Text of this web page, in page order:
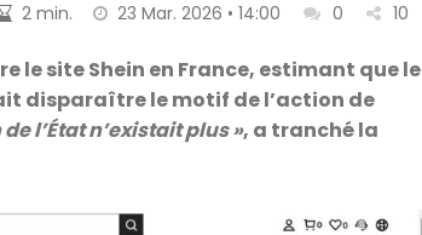
2 min. 23 Mar. 2026 • 14:00 0 10
le site Shein en France, estimant que le
disparaître le motif de l’action de
l’État n’existait plus », a tranché la